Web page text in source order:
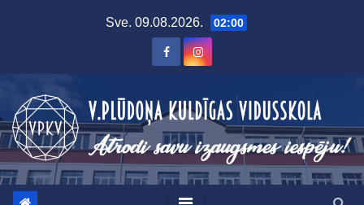
Sve. 09.08.2026. 02:00